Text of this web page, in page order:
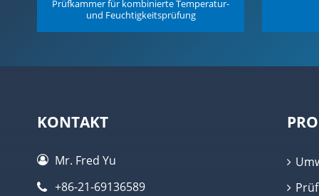
Prüfkammer für kombinierte Temperatur-
und Feuchtigkeitsprüfung
KONTAKT
Mr. Fred Yu
+86-21-69136589